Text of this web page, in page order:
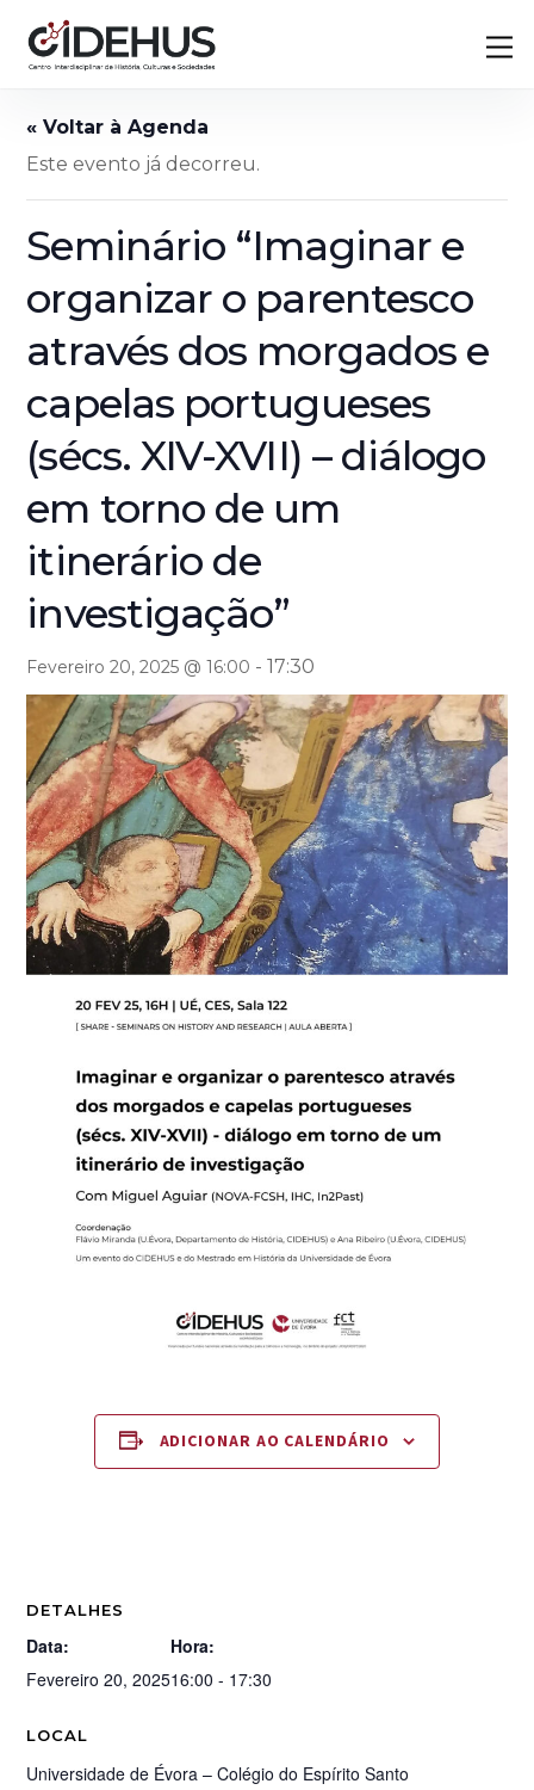
content
Este evento já decorreu.
Seminário “Imaginar e
organizar o parentesco
através dos morgados e
capelas portugueses
(sécs. XIV-XVII) – diálogo
em torno de um
itinerário de
investigação”
Fevereiro 20, 2025 @ 16:00 -17:30
ADICIONAR AO CALENDÁRIO
DETALHES
Data:
Fevereiro 20, 2025
Hora:
16:00 - 17:30
LOCAL
Universidade de Évora – Colégio do Espírito Santo